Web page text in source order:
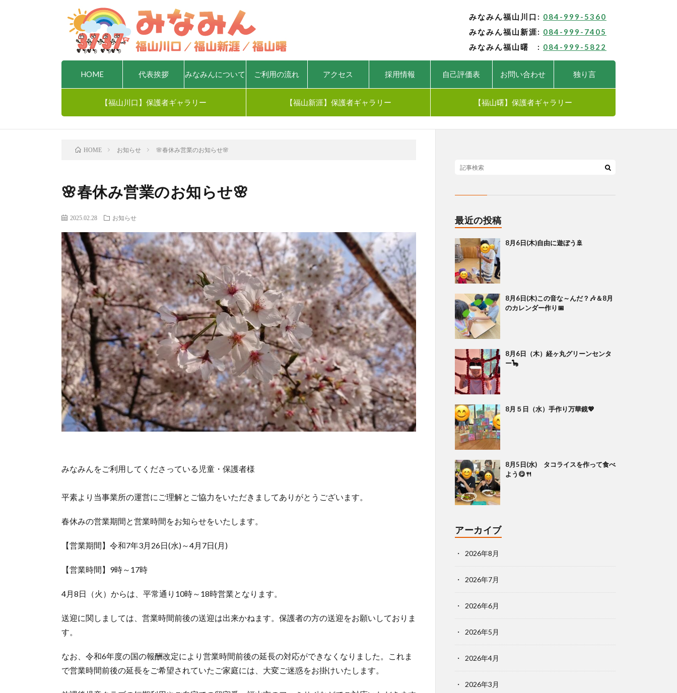
みなみん福山川口: 084-999-5360
みなみん福山新涯: 084-999-7405
みなみん福山曙 : 084-999-5822
HOME 代表挨拶 みなみんについて ご利用の流れ アクセス 採用情報 自己評価表 お問い合わせ 独り言
【福山川口】保護者ギャラリー 【福山新涯】保護者ギャラリー 【福山曙】保護者ギャラリー
HOME お知らせ 🌸春休み営業のお知らせ🌸
🌸春休み営業のお知らせ🌸
2025.02.28 お知らせ
みなみんをご利用してくださっている児童・保護者様
平素より当事業所の運営にご理解とご協力をいただきましてありがとうございます。
春休みの営業期間と営業時間をお知らせをいたします。
【営業期間】令和7年3月26日(水)～4月7日(月)
【営業時間】9時～17時
4月8日（火）からは、平常通り10時～18時営業となります。
送迎に関しましては、営業時間前後の送迎は出来かねます。保護者の方の送迎をお願いしておりま
す。
なお、令和6年度の国の報酬改定により営業時間前後の延長の対応ができなくなりました。これま
で営業時間前後の延長をご希望されていたご家庭には、大変ご迷惑をお掛けいたします。
最近の投稿
8月6日(木)自由に遊ぼう🚢
8月6日(木)この音な～んだ？🎶＆8月
のカレンダー作り📅
8月6日（木）経ヶ丸グリーンセンタ
ー🦕
8月５日（水）手作り万華鏡💖
8月5日(水) タコライスを作って食べ
よう😋🍴
アーカイブ
2026年8月
2026年7月
2026年6月
2026年5月
2026年4月
2026年3月